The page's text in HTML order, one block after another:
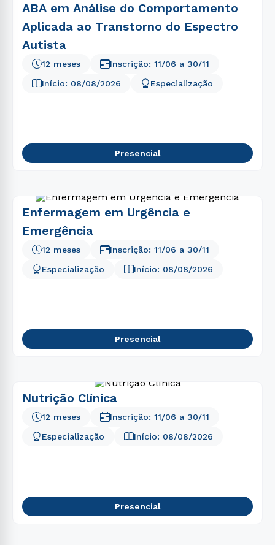
ABA em Análise do Comportamento
Aplicada ao Transtorno do Espectro
Autista
Início: 08/08/2026
12 meses
Especialização
Inscrição: 11/06 a 30/11
Presencial
Enfermagem em Urgência e
Emergência
12 meses
Especialização
Início: 08/08/2026
Inscrição: 11/06 a 30/11
Presencial
Nutrição Clínica
Especialização Início: 08/08/2026
12 meses Inscrição: 11/06 a 30/11
Presencial